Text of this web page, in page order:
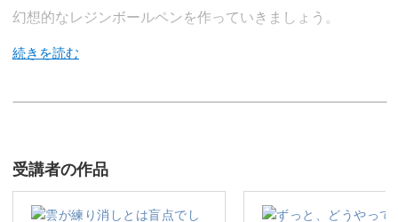
幻想的なレジンボールペンを作っていきましょう。
世界にたった１つだけの特別なボールペンになりますよ。
受講者の作品